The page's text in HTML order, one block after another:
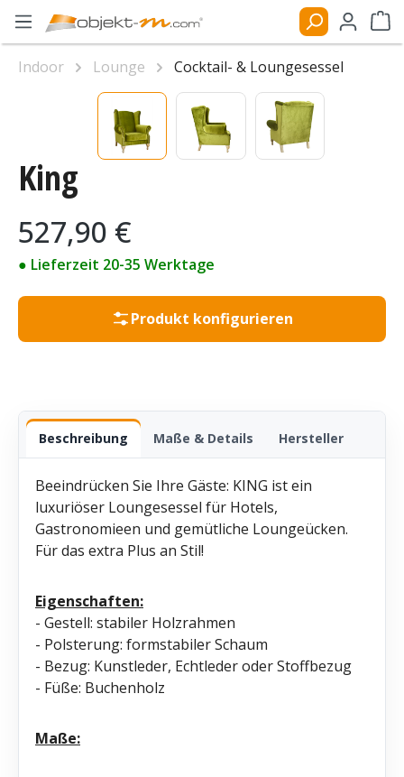
Zum Hauptinhalt springen
King
Regulärer Preis:
527,90 €
● Lieferzeit 20-35 Werktage
Produkt konfigurieren
Beschreibung Maße & Details Hersteller
Beeindrücken Sie Ihre Gäste: KING ist ein
luxuriöser Loungesessel für Hotels,
Gastronomieen und gemütliche Loungeücken.
Für das extra Plus an Stil!
Eigenschaften:
- Gestell: stabiler Holzrahmen
- Polsterung: formstabiler Schaum
- Bezug: Kunstleder, Echtleder oder Stoffbezug
- Füße: Buchenholz
Maße:
Indoor Lounge
Cocktail- & Loungesessel
Bildergalerie überspringen